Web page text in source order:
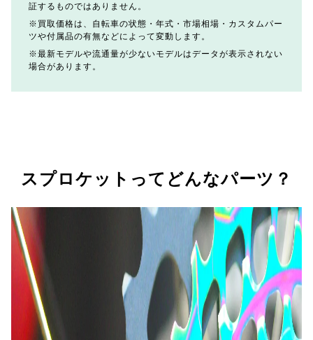
証するものではありません。
買取価格は、自転車の状態・年式・市場相場・カスタムパー
ツや付属品の有無などによって変動します。
最新モデルや流通量が少ないモデルはデータが表示されない
場合があります。
スプロケットってどんなパーツ？